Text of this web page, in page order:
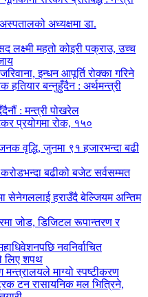
अध्यक्षमा डा.
लक्ष्मी महतो कोइरी पक्राउ, उच्च
इन्धन आपूर्ति रोक्का गरिने
हतियार बन्नुहुँदैन : अर्थमन्त्री
: मन्त्री पोखरेल
प्रयोगमा रोक, १५०
वृद्धि, जुनमा ९१ हजारभन्दा बढी
बढीको बजेट सर्वसम्मत
सेनेगललाई हराउँदै बेल्जियम अन्तिम
जोड, डिजिटल रूपान्तरण र
नवनिर्वाचित
लिए शपथ
माग्यो स्पष्टीकरण
टन रासायनिक मल भित्रिने,